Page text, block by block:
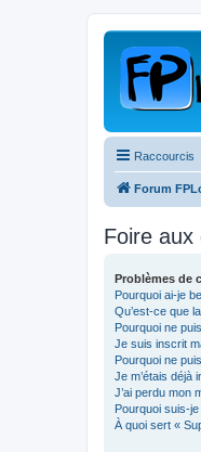
Raccourcis
Forum
Foire aux
Problèmes de
Pourquoi ai-je
Qu’est-ce que
Pourquoi ne
Je suis inscrit
Pourquoi ne
Je m’étais déjà
J’ai perdu mon
Pourquoi suis-
À quoi sert «